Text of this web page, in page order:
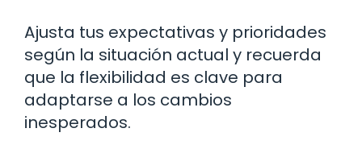
Ajusta tus expectativas y prioridades
según la situación actual y recuerda
que la flexibilidad es clave para
adaptarse a los cambios
inesperados.